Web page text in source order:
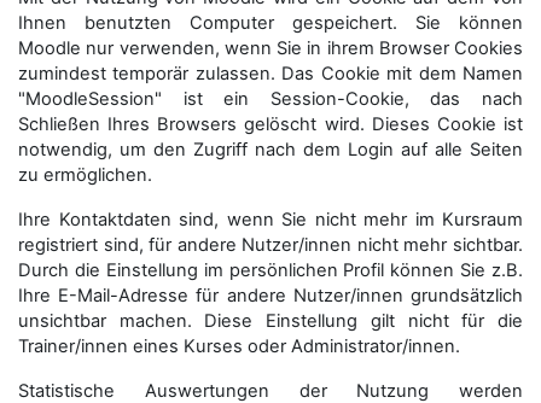
Ihnen benutzten Computer gespeichert. Sie können
Moodle nur verwenden, wenn Sie in ihrem Browser Cookies
zumindest temporär zulassen. Das Cookie mit dem Namen
"MoodleSession" ist ein Session-Cookie, das nach
Schließen Ihres Browsers gelöscht wird. Dieses Cookie ist
notwendig, um den Zugriff nach dem Login auf alle Seiten
zu ermöglichen.
Ihre Kontaktdaten sind, wenn Sie nicht mehr im Kursraum
registriert sind, für andere Nutzer/innen nicht mehr sichtbar.
Durch die Einstellung im persönlichen Profil können Sie z.B.
Ihre E-Mail-Adresse für andere Nutzer/innen grundsätzlich
unsichtbar machen. Diese Einstellung gilt nicht für die
Trainer/innen eines Kurses oder Administrator/innen.
Statistische Auswertungen der Nutzung werden